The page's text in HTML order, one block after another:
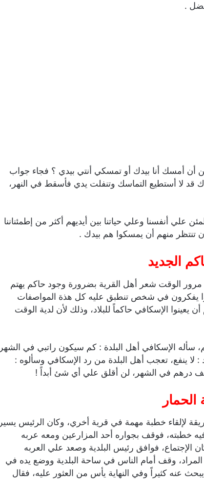
.
أن أمسك أنا بيدك أو تمسكي أنتي بيدي ؟ فجاء جواب
قد لا أستطيع التماسك وتنفلت يدي فأسقط في النهر،
علي أنفسنا وعلي حياتنا بين أيديهم أكثر من إطمئناننا
تنتظر منهم أن يمسكوا هم بيدك .
الجديد
الوقت شعر أهل القرية بضرورة وجود حاكم يهتم
يفكرون في شخص تنطبق عليه كل هذة المواصفات
الإسكافي حاكماً للبلاد، وذلك لأن لدية الوقت
سأله الإسكافي أهل البلدة : كم سيكون راتبي في الشهر
لا ينفع، تعجب أهل البلدة من رد الإسكافي وسألوه :
ألف درهم في الشهر، لن أقلق علي أي شئ أبداً !
لإلقاء خطبة مهمة في قرية أخري، وكان الرئيس يسير
خطبته، فوقف بجواره أحد المزارعين ومعه عربه
فوافق رئيس البلدية وصعد علي العربه
وقف أمام الناس في ساحة البلدية ووضع يده في
عنه كثيراً وفي النهاية يأس من العثور عليه، فقال